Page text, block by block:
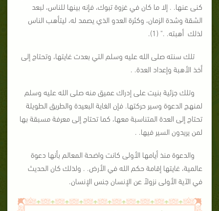
كنى عنها. . إلا ما كان في غزوة تبوك، فإنه بينها للناس، لبعد
الشقة وشدة الزمان، وكثرة العدو الذي يصمد له، ليتأهب الناس
لذلك أهبته. ." (1).
تلك سنته صلى الله عليه وسلم التي بعدت غايتها، وتحتاج إلى
أخذ الأهبة وإعداد العدة. .
وتلك جزئية بنيت على إدراك عميق منه صلى الله عليه وسلم
لمنهج الدعوة وسير حركتها. فإن الغاية البعيدة والطريق الطويلة
تحتاج إلى العدة المتناسبة معها، كما تحتاج إلى معرفة مسبقة بها
لمن يريدون السير فيها. .
والدعوة منذ أيامها الأولى كانت واضحة المعالم بأنها دعوة
عالمية، غايتها إقامة حكم الله في الأرض. . ولذلك كان الحديث
في الآية الأولى نزولاً عن الإنسان جنس الإنسان.